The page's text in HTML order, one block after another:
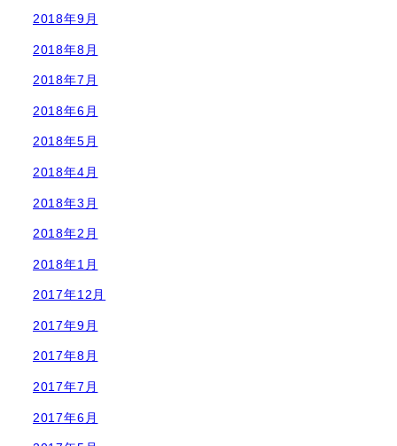
2018年9月
2018年8月
2018年7月
2018年6月
2018年5月
2018年4月
2018年3月
2018年2月
2018年1月
2017年12月
2017年9月
2017年8月
2017年7月
2017年6月